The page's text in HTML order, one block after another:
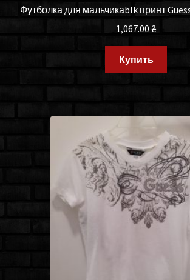
Футболка для мальчикаblk принт
1,067.00 ₴
Купить